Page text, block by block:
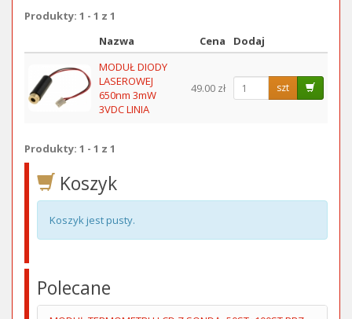
Produkty: 1 - 1 z 1
Obraz
Nazwa Cena
Dodaj
MODUŁ DIODY
LASEROWEJ
650nm 3mW
3VDC LINIA
49.00 zł szt
Produkty: 1 - 1 z 1
Koszyk
Koszyk jest pusty.
Polecane